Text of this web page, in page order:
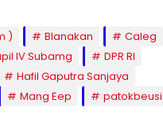
) Blanakan
Caleg
IV Subamg
DPR RI
Hafil Gaputra Sanjaya
Mang Eep
patokbeusi